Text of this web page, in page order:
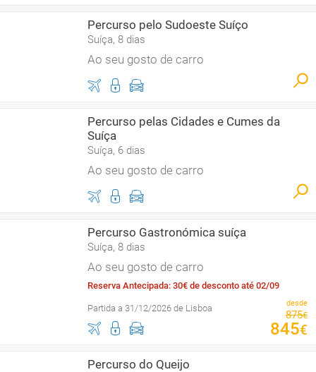
Percurso pelo Sudoeste Suíço
Suíça, 8 dias
Ao seu gosto de carro
Percurso pelas Cidades e Cumes da
Suíça
Suíça, 6 dias
Ao seu gosto de carro
Percurso Gastronómica suíça
Suíça, 8 dias
Ao seu gosto de carro
Reserva Antecipada: 30€ de desconto até 02/09
Partida a 31/12/2026 de Lisboa desde
875€
845€
Percurso do Queijo